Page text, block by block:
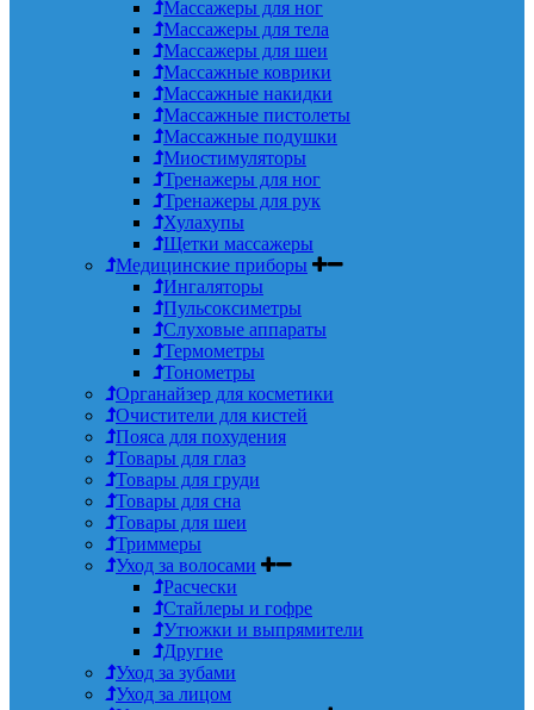
Массажеры для ног
Массажеры для тела
Массажеры для шеи
Массажные коврики
Массажные накидки
Массажные пистолеты
Массажные подушки
Миостимуляторы
Тренажеры для ног
Тренажеры для рук
Хулахупы
Щетки массажеры
Медицинские приборы
Ингаляторы
Пульсоксиметры
Слуховые аппараты
Термометры
Тонометры
Органайзер для косметики
Очистители для кистей
Пояса для похудения
Товары для глаз
Товары для груди
Товары для сна
Товары для шеи
Триммеры
Уход за волосами
Расчески
Стайлеры и гофре
Утюжки и выпрямители
Другие
Уход за зубами
Уход за лицом